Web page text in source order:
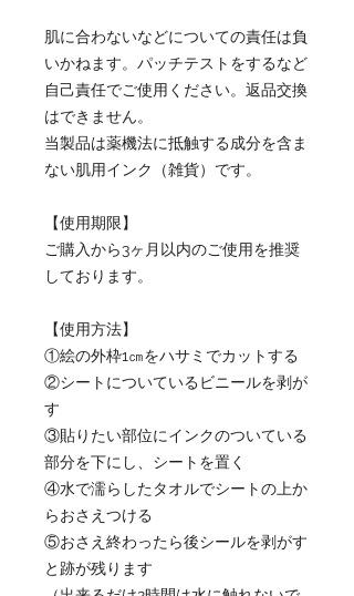
肌に合わないなどについての責任は負
いかねます。パッチテストをするなど
自己責任でご使用ください。返品交換
はできません。
当製品は薬機法に抵触する成分を含ま
ない肌用インク（雑貨）です。
【使用期限】
ご購入から3ヶ月以内のご使用を推奨
しております。
【使用方法】
①絵の外枠1㎝をハサミでカットする
②シートについているビニールを剥が
す
③貼りたい部位にインクのついている
部分を下にし、シートを置く
④水で濡らしたタオルでシートの上か
らおさえつける
⑤おさえ終わったら後シールを剥がす
と跡が残ります